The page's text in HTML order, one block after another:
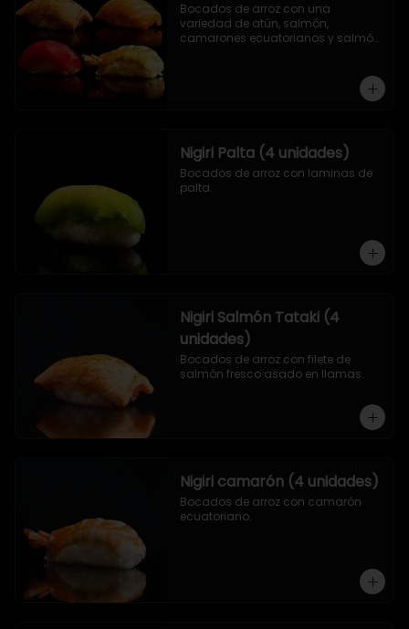
Bocados de arroz con una
variedad de atún, salmón,
camarones ecuatorianos y salmón
Nigiri Palta (4 unidades)
Bocados de arroz con laminas de
palta.
Nigiri Salmón Tataki (4
unidades)
Bocados de arroz con filete de
salmón fresco asado en llamas.
Nigiri camarón (4 unidades)
Bocados de arroz con camarón
ecuatoriano.